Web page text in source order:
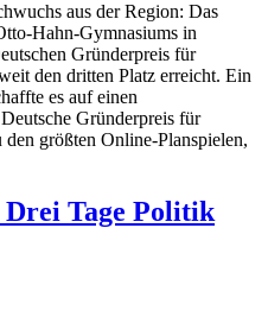
aus der Region: Das
Hahn-Gymnasiums in
Gründerpreis für
den dritten Platz erreicht. Ein
es auf einen
Gründerpreis für
größten Online-Planspielen,
Drei Tage Politik